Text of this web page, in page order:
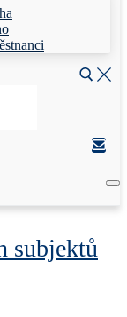
subjektů